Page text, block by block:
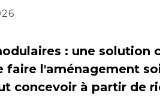
: une solution
faire l'aménagement
concevoir à partir de